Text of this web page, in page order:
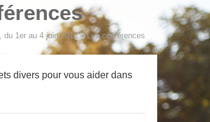
du 1er au 4 juin 2012 – Les conférences
divers pour vous aider dans